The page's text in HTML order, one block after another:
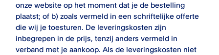
onze website op het moment dat je de bestelling
plaatst; of b) zoals vermeld in een schriftelijke offerte
die wij je toesturen. De leveringskosten zijn
inbegrepen in de prijs, tenzij anders vermeld in
verband met je aankoop. Als de leveringskosten niet